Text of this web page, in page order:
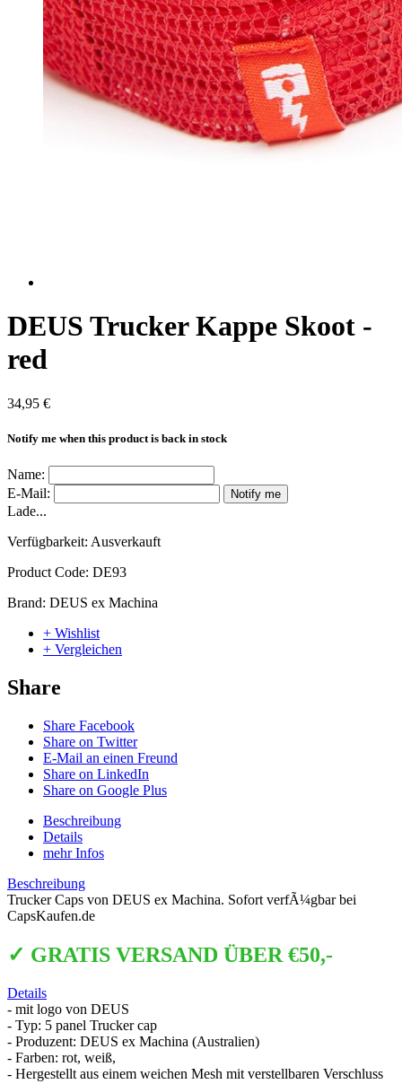
DEUS Trucker Kappe Skoot -
red
34,95 €
Notify me when this product is back in stock
Name:
E-Mail:
Notify me
Lade...
Verfügbarkeit: Ausverkauft
Product Code: DE93
Brand: DEUS ex Machina
+ Wishlist
+ Vergleichen
Share
Share Facebook
Share on Twitter
E-Mail an einen Freund
Share on LinkedIn
Share on Google Plus
Beschreibung
Details
mehr Infos
Beschreibung
Trucker Caps von DEUS ex Machina. Sofort verfÃ¼gbar bei
CapsKaufen.de
✓ GRATIS VERSAND ÜBER €50,-
Details
- mit logo von DEUS
- Typ: 5 panel Trucker cap
- Produzent: DEUS ex Machina (Australien)
- Farben: rot, weiß,
- Hergestellt aus einem weichen Mesh mit verstellbaren Verschluss